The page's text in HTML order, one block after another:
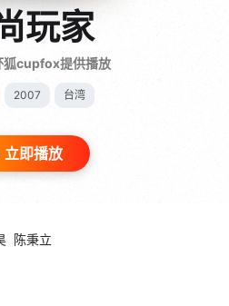
玩家
狐cupfox提供播放
2007 台湾
立即播放
陈秉立